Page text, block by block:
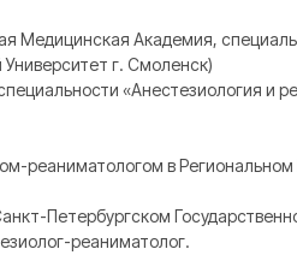
Медицинская Академия,
г. Смоленск)
«Анестезиология и
реаниматологом в
Петербургском
реаниматолог.